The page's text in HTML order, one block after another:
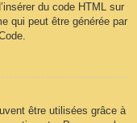
du code HTML sur
qui peut être générée par
être utilisées grâce à